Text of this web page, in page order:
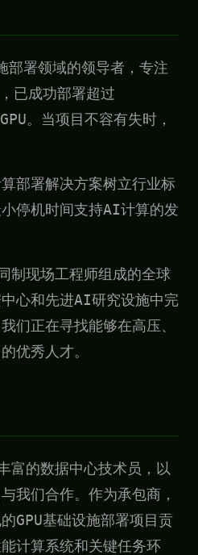
署领域的领导者，专注
已成功部署超过
。当项目不容有失时，
部署解决方案树立行业标
停机时间支持AI计算的发
制现场工程师组成的全球
心和先进AI研究设施中完
们正在寻找能够在高压、
优秀人才。
的数据中心技术员，以
我们合作。作为承包商，
GPU基础设施部署项目贡
计算系统和关键任务环